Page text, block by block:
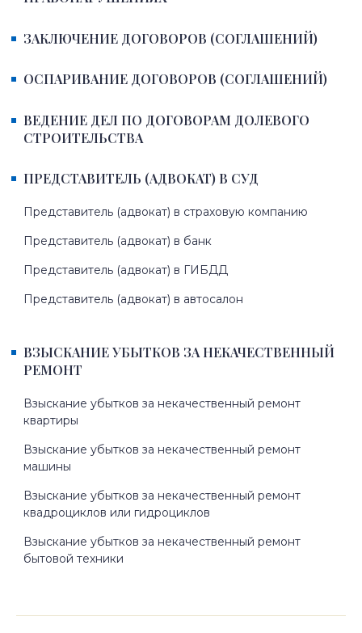
ЗАКЛЮЧЕНИЕ ДОГОВОРОВ (СОГЛАШЕНИЙ)
ОСПАРИВАНИЕ ДОГОВОРОВ (СОГЛАШЕНИЙ)
ВЕДЕНИЕ ДЕЛ ПО ДОГОВОРАМ ДОЛЕВОГО
СТРОИТЕЛЬСТВА
ПРЕДСТАВИТЕЛЬ (АДВОКАТ) В СУД
Представитель (адвокат) в страховую компанию
Представитель (адвокат) в банк
Представитель (адвокат) в ГИБДД
Представитель (адвокат) в автосалон
ВЗЫСКАНИЕ УБЫТКОВ ЗА НЕКАЧЕСТВЕННЫЙ
РЕМОНТ
Взыскание убытков за некачественный ремонт
квартиры
Взыскание убытков за некачественный ремонт
машины
Взыскание убытков за некачественный ремонт
квадроциклов или гидроциклов
Взыскание убытков за некачественный ремонт
бытовой техники